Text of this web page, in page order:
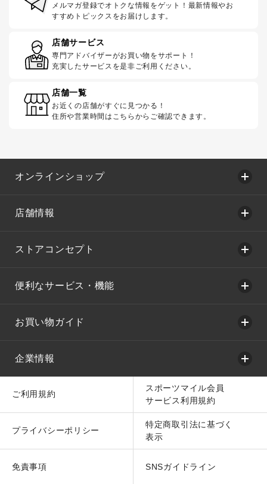
メルマガ登録でオトクな情報をゲット！最新情報やお
すすめトピックスをお届けします。
店舗サービス
専門アドバイザーがお買い物をサポート！
充実したサービスを是非ご利用ください。
店舗一覧
お近くの店舗がすぐに見つかる！
住所や営業時間はこちらからご確認できます。
オンラインショップ
店舗情報
ストアコンセプト
便利なサービス・機能
お買い物ガイド
企業情報
ご利用規約
スポーツマイル会員
サービス利用規約
プライバシーポリシー
特定商取引法に基づく
表示
免責事項 SNSガイドライン